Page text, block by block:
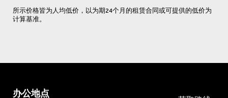
所示价格皆为人均低价，以为期24个月的租赁合同或可提供的低价为
计算基准。
办公地点